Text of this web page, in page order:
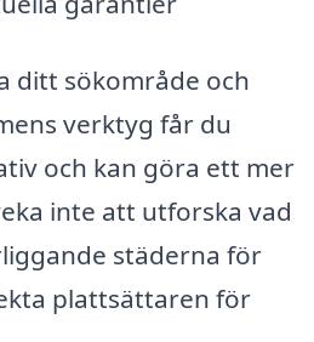
ditt sökområde och
verktyg får du
och kan göra ett mer
inte att utforska vad
städerna för
plattsättaren för